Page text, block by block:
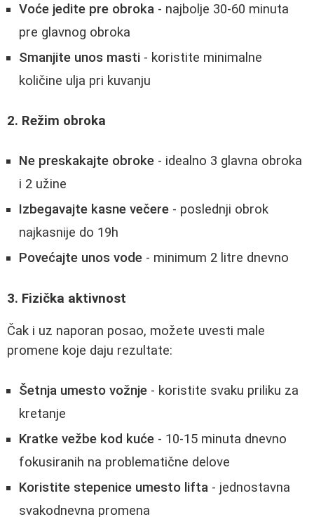
Voće jedite pre obroka - najbolje 30-60 minuta
pre glavnog obroka
Smanjite unos masti - koristite minimalne
količine ulja pri kuvanju
2. Režim obroka
Ne preskakajte obroke - idealno 3 glavna obroka
i 2 užine
Izbegavajte kasne večere - poslednji obrok
najkasnije do 19h
Povećajte unos vode - minimum 2 litre dnevno
3. Fizička aktivnost
Čak i uz naporan posao, možete uvesti male
promene koje daju rezultate:
Šetnja umesto vožnje - koristite svaku priliku za
kretanje
Kratke vežbe kod kuće - 10-15 minuta dnevno
fokusiranih na problematične delove
Koristite stepenice umesto lifta - jednostavna
svakodnevna promena